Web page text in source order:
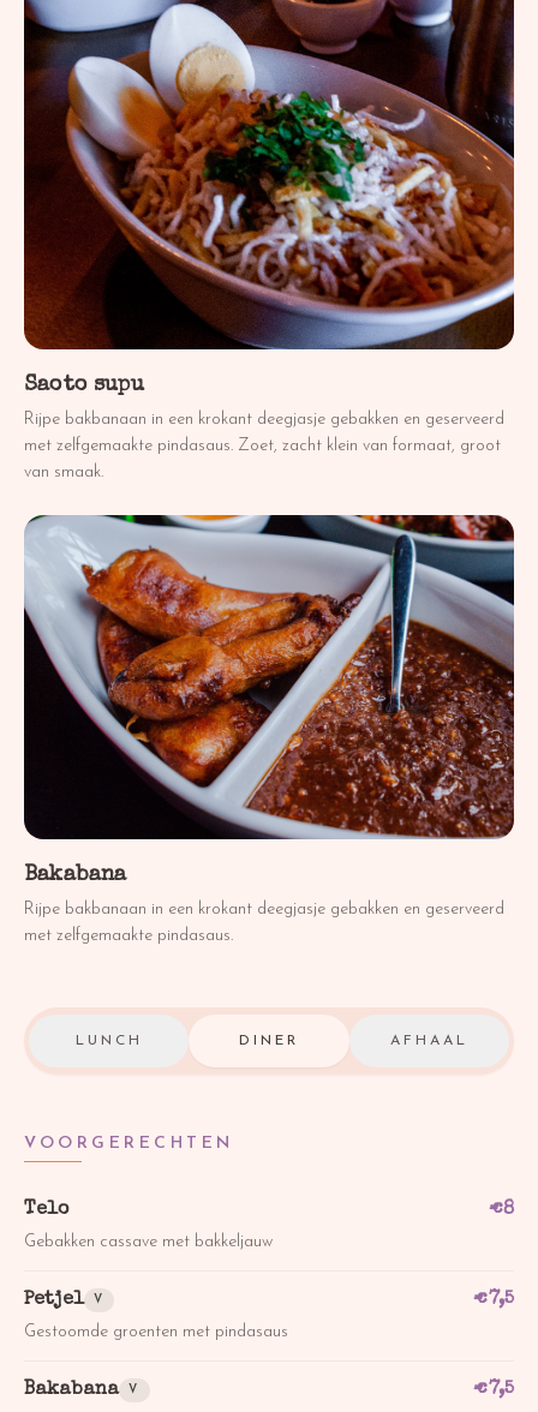
Saoto supu
Rijpe bakbanaan in een krokant deegjasje gebakken en geserveerd
met zelfgemaakte pindasaus. Zoet, zacht klein van formaat, groot
van smaak.
Bakabana
Rijpe bakbanaan in een krokant deegjasje gebakken en geserveerd
met zelfgemaakte pindasaus.
LUNCH DINER AFHAAL
VOORGERECHTEN
Telo
Gebakken cassave met bakkeljauw
€8
Petjel V
Gestoomde groenten met pindasaus
€7,5
Bakabana V €7,5